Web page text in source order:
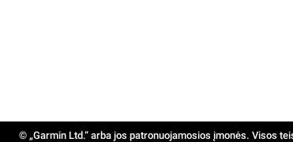
© „Garmin Ltd.“ arba jos patronuojamosios įmonės. Visos